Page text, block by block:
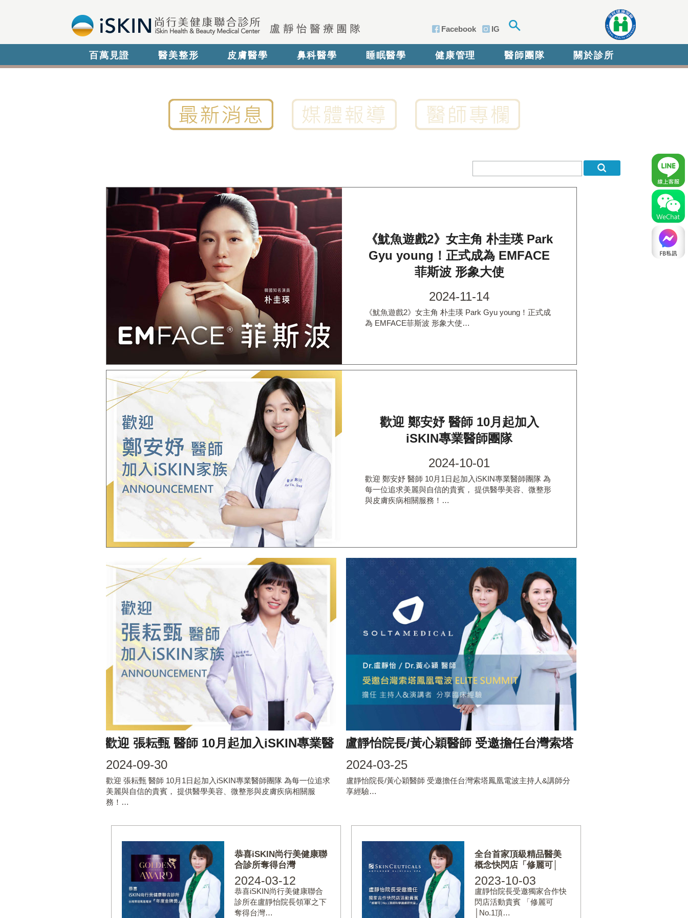
Facebook IG
百萬見證 醫美整形 皮膚醫學 鼻科醫學 睡眠醫學 健康管理 醫師團隊 關於診所
《魷魚遊戲2》女主角 朴圭瑛 Park
Gyu young！正式成為 EMFACE
菲斯波 形象大使
2024-11-14
《魷魚遊戲2》女主角 朴圭瑛 Park Gyu young！正式成
為 EMFACE菲斯波 形象大使…
歡迎 鄭安妤 醫師 10月起加入
iSKIN專業醫師團隊
2024-10-01
歡迎 鄭安妤 醫師 10月1日起加入iSKIN專業醫師團隊 為
每一位追求美麗與自信的貴賓， 提供醫學美容、微整形
與皮膚疾病相關服務！…
歡迎 張耘甄 醫師 10月起加入iSKIN專業醫
師團隊
2024-09-30
歡迎 張耘甄 醫師 10月1日起加入iSKIN專業醫師團隊 為每一位追求
美麗與自信的貴賓， 提供醫學美容、微整形與皮膚疾病相關服
務！…
盧靜怡院長/黃心穎醫師 受邀擔任台灣索塔
鳳凰電波主持人&講師分享經驗
2024-03-25
盧靜怡院長/黃心穎醫師 受邀擔任台灣索塔鳳凰電波主持人&講師分
享經驗…
恭喜iSKIN尚行美健康聯
合診所奪得台灣
2024-03-12
恭喜iSKIN尚行美健康聯合
診所在盧靜怡院長領軍之下
奪得台灣…
全台首家頂級精品醫美
概念快閃店「修麗可│
2023-10-03
盧靜怡院長受邀獨家合作快
閃店活動貴賓 「修麗可
│No.1頂…